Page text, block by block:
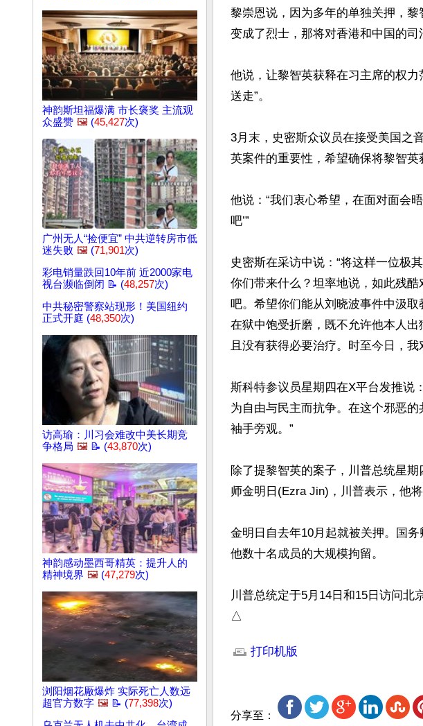
神韵斯坦福爆满 市长褒奖 主流观
众盛赞 🖼️ (45,427次)
广州无人“捡便宜” 中共逆转房市低
迷失败 🖼️ (71,901次)
彩电销量跌回10年前 近2000家电
视台濒临倒闭 📝 (48,257次)
中共秘密警察站现形！美国纽约
正式开庭 (48,350次)
访高瑜：川习会难改中美长期竞
争格局 🖼️ 📝 (43,870次)
神韵感动墨西哥精英：提升人的
精神境界 🖼️ (47,279次)
浏阳烟花厰爆炸 实际死亡人数远
超官方数字 🖼️ 📝 (77,398次)
黎崇恩说，因为多年的单独关押，
变成了烈士，那将对香港和中国的
他说，让黎智英获释在习主席的权
送走”。
3月末，史密斯众议员在接受美国之
英案件的重要性，希望确保将黎智英
他说：“我们衷心希望，在面对面会
吧’”
史密斯在采访中说：“将这样一位极
你们带来什么？坦率地说，如此残
吧。希望你们能从刘晓波事件中汲
在狱中饱受折磨，既不允许他本人
且没有获得必要治疗。时至今日，
斯科特参议员星期四在X平台发推说
为自由与民主而抗争。在这个邪恶
袖手旁观。”
除了提黎智英的案子，川普总统星
师金明日(Ezra Jin)，川普表示，他
金明日自去年10月起就被关押。国
他数十名成员的大规模拘留。
川普总统定于5月14日和15日访问北
△
打印机版
分享至：